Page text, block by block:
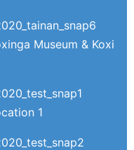
Museum & Koxi
1